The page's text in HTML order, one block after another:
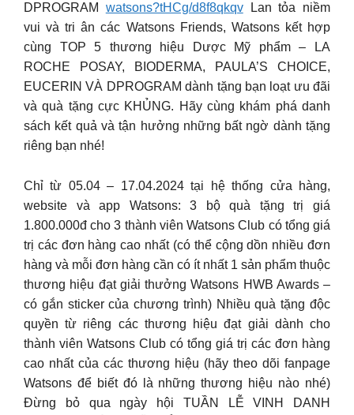
DPROGRAM watsons?tHCg/d8f8qkqvLan tỏa niềm
vui và tri ân các Watsons Friends, Watsons kết hợp
cùng TOP 5 thương hiệu Dược Mỹ phẩm – LA
ROCHE POSAY, BIODERMA, PAULA’S CHOICE,
EUCERIN VÀ DPROGRAM dành tặng bạn loạt ưu đãi
và quà tặng cực KHỦNG. Hãy cùng khám phá danh
sách kết quả và tận hưởng những bất ngờ dành tặng
riêng bạn nhé!
Chỉ từ 05.04 – 17.04.2024 tại hệ thống cửa hàng,
website và app Watsons: 3 bộ quà tặng trị giá
1.800.000đ cho 3 thành viên Watsons Club có tổng giá
trị các đơn hàng cao nhất (có thể cộng dồn nhiều đơn
hàng và mỗi đơn hàng cần có ít nhất 1 sản phẩm thuộc
thương hiệu đạt giải thưởng Watsons HWB Awards –
có gắn sticker của chương trình) Nhiều quà tặng độc
quyền từ riêng các thương hiệu đạt giải dành cho
thành viên Watsons Club có tổng giá trị các đơn hàng
cao nhất của các thương hiệu (hãy theo dõi fanpage
Watsons để biết đó là những thương hiệu nào nhé)
Đừng bỏ qua ngày hội TUẦN LỄ VINH DANH